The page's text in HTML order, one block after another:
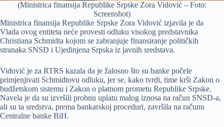
(Ministrica finansija Republike Srpske Zora Vidović – Foto:
Screenshot)
Ministrica finansija Republike Srpske Zora Vidović izjavila je da
Vlada ovog entiteta neće provesti odluku visokog predstavnika
Christiana Schmidta kojom se zabranjuje finansiranje političkih
stranaka SNSD i Ujedinjena Srpska iz javnih sredstava.
Vidović je za RTRS kazala da je žalosno što su banke počele
primjenjivati Schmidtovu odluku, jer se, kako tvrdi, time krši Zakon o
budžetskom sistemu i Zakon o platnom prometu Republike Srpske.
Navela je da su izvršili probnu uplatu malog iznosa na račun SNSD-a,
ali su ta sredstva, prema bankarskoj proceduri, završila na računu
Centralne banke BiH.